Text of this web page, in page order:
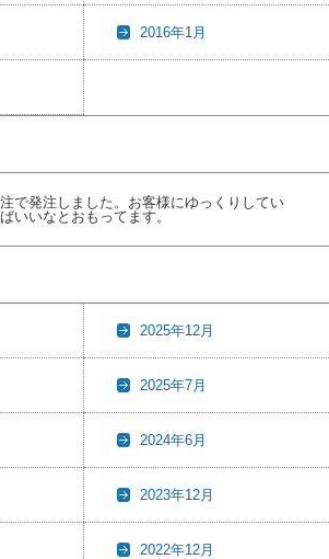
2016年1月
で発注しました。お客様にゆっくりしてい
いいなとおもってます。
2025年12月
2025年7月
2024年6月
2023年12月
2022年12月